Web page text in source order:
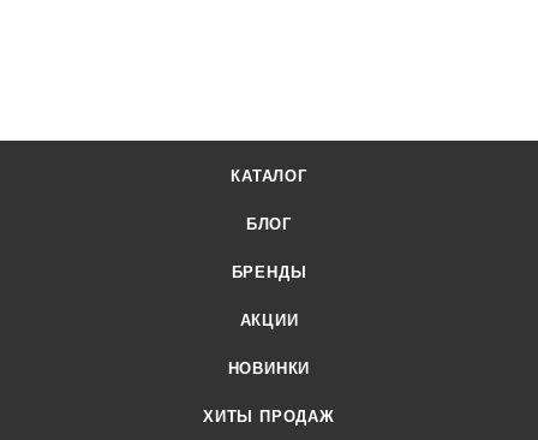
КАТАЛОГ
БЛОГ
БРЕНДЫ
АКЦИИ
НОВИНКИ
ХИТЫ ПРОДАЖ